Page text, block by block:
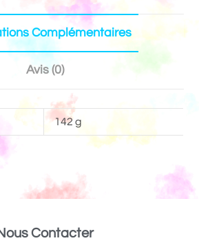
Complémentaires
Avis (0)
142 g
Contacter